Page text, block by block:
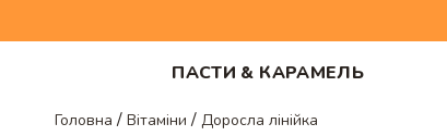
ПАСТИ & КАРАМЕЛЬ
Головна / Вітаміни / Доросла лінійка